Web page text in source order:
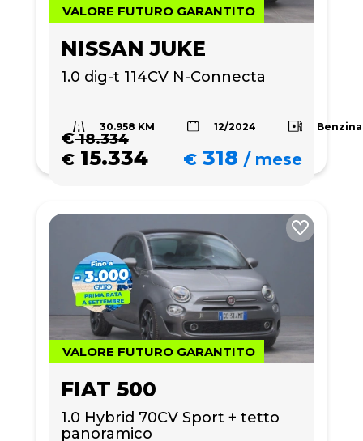
VALORE FUTURO GARANTITO
NISSAN JUKE
1.0 dig-t 114CV N-Connecta
30.958 KM 12/2024 Benzina
€18.334
€ 15.334 € 318 /mese
VALORE FUTURO GARANTITO
FIAT 500
1.0 Hybrid 70CV Sport + tetto
panoramico